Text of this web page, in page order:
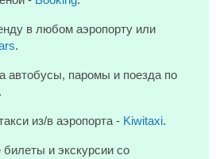
в любом аэропорту или
.
автобусы, паромы и поезда по
из/в аэропорта - Kiwitaxi.
и экскурсии со